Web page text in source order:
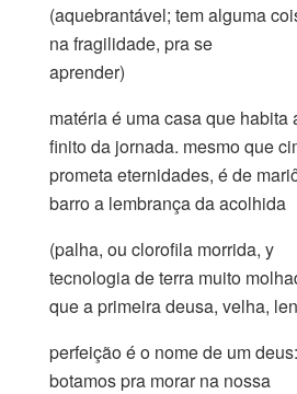
(aquebrantável; tem alguma
na fragilidade, pra se
aprender)
matéria é uma casa que habita
finito da jornada. mesmo que
prometa eternidades, é de
barro a lembrança da acolhida
(palha, ou clorofila morrida, y
tecnologia de terra muito
que a primeira deusa, velha,
perfeição é o nome de um deus:
botamos pra morar na nossa